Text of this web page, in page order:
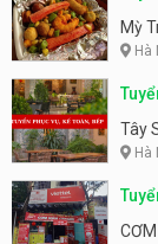
Mỳ
Hà
Tây
Hà